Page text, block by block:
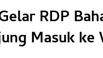
RDP
Masuk ke